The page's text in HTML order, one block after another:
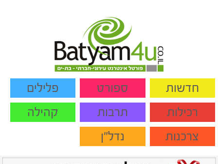
חדשות ספורט
פלילים
רכילות
תרבות
קהילה
צרכנות
נדל"ן